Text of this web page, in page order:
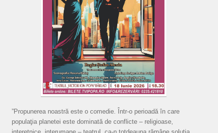
”Propunerea noastră este o comedie. Într-o perioadă în care
populaţia planetei este dominată de conflicte – religioase,